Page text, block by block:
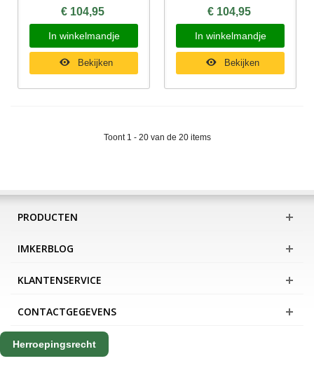
€ 104,95
In winkelmandje
Bekijken
€ 104,95
In winkelmandje
Bekijken
Toont 1 - 20 van de 20 items
PRODUCTEN
IMKERBLOG
KLANTENSERVICE
CONTACTGEGEVENS
Herroepingsrecht